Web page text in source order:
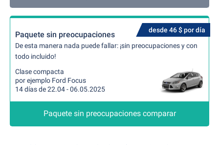
desde 46 $ por día
Paquete sin preocupaciones
De esta manera nada puede fallar: ¡sin preocupaciones y con
todo incluido!
Clase compacta
por ejemplo Ford Focus
14 días de 22.04 - 06.05.2025
Paquete sin preocupaciones comparar